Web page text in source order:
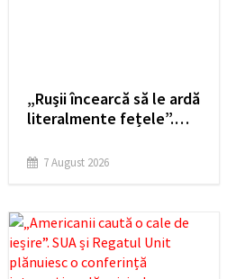
„Rușii încearcă să le ardă
literalmente fețele”.
mercenari plătiți de
7 August 2026